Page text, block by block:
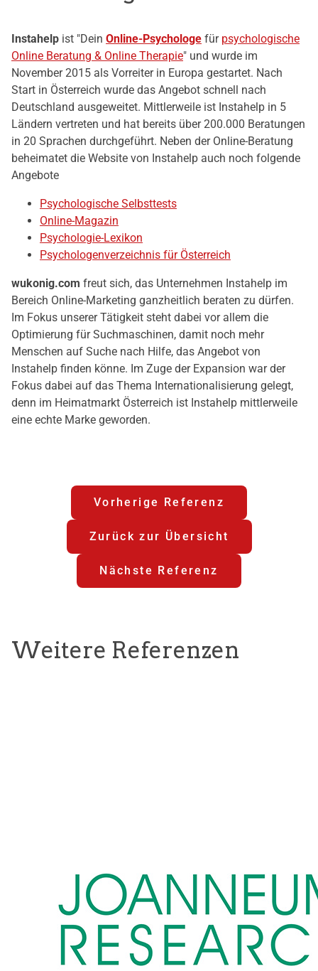
Instahelp ist "Dein Online-Psychologe für psychologische
Online Beratung & Online Therapie" und wurde im
November 2015 als Vorreiter in Europa gestartet. Nach
Start in Österreich wurde das Angebot schnell nach
Deutschland ausgeweitet. Mittlerweile ist Instahelp in 5
Ländern vertreten und hat bereits über 200.000 Beratungen
in 20 Sprachen durchgeführt. Neben der Online-Beratung
beheimatet die Website von Instahelp auch noch folgende
Angebote
Psychologische Selbsttests
Online-Magazin
Psychologie-Lexikon
Psychologenverzeichnis für Österreich
wukonig.com freut sich, das Unternehmen Instahelp im
Bereich Online-Marketing ganzheitlich beraten zu dürfen.
Im Fokus unserer Tätigkeit steht dabei vor allem die
Optimierung für Suchmaschinen, damit noch mehr
Menschen auf Suche nach Hilfe, das Angebot von
Instahelp finden könne. Im Zuge der Expansion war der
Fokus dabei auf das Thema Internationalisierung gelegt,
denn im Heimatmarkt Österreich ist Instahelp mittlerweile
eine echte Marke geworden.
Vorherige Referenz
Zurück zur Übersicht
Nächste Referenz
Weitere Referenzen